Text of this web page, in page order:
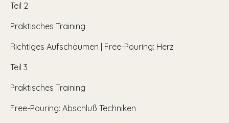
Teil 2
Praktisches Training
Richtiges Aufschäumen | Free-Pouring: Herz
Teil 3
Praktisches Training
Free-Pouring: Abschluß Techniken